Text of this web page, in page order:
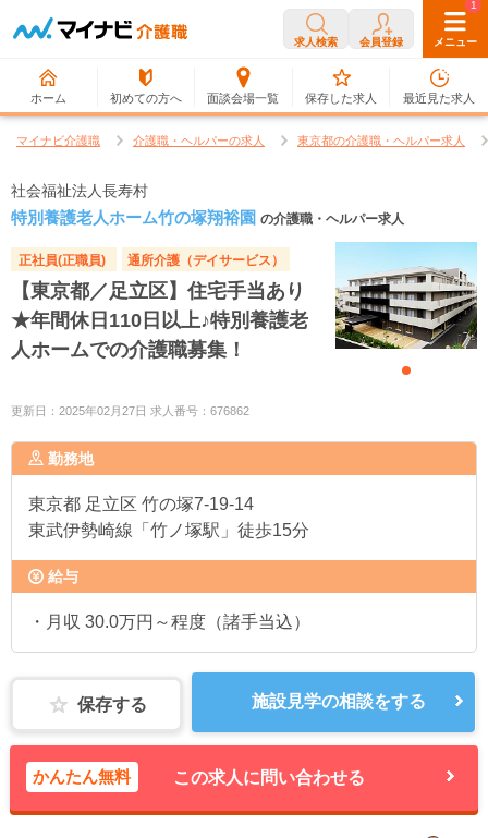
求人検索 会員登録 メニュー
ホーム 初めての方へ 面談会場一覧
0
保存した求人
1
最近見た求人
マイナビ介護職 介護職・ヘルパーの求人 東京都の介護職・ヘルパー求人
社会福祉法人長寿村
特別養護老人ホーム竹の塚翔裕園 の介護職・ヘルパー求人
正社員(正職員) 通所介護（デイサービス）
【東京都／足立区】住宅手当あり
★年間休日110日以上♪特別養護老
人ホームでの介護職募集！
更新日：2025年02月27日 求人番号：676862
勤務地
東京都 足立区 竹の塚7-19-14
東武伊勢崎線「竹ノ塚駅」徒歩15分
給与
・月収 30.0万円～程度（諸手当込）
保存する 施設見学の相談をする
かんたん無料 この求人に問い合わせる